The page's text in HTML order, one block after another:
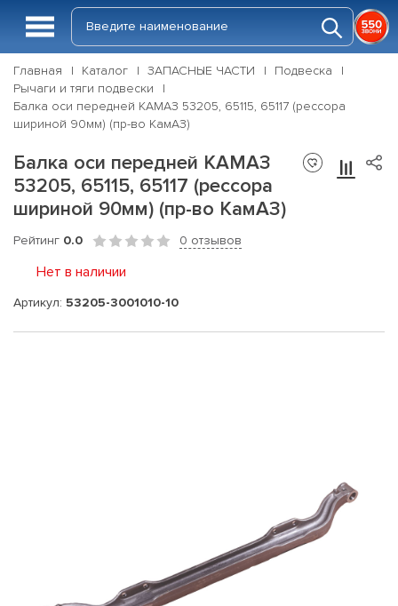
Главная Каталог ЗАПАСНЫЕ ЧАСТИ
Подвеска
Рычаги и тяги подвески
Балка оси передней КАМАЗ 53205, 65115, 65117 (рессора
шириной 90мм) (пр-во КамАЗ)
Балка оси передней КАМАЗ
53205, 65115, 65117 (рессора
шириной 90мм) (пр-во КамАЗ)
Рейтинг 0.0 0 отзывов
Нет в наличии
Артикул: 53205-3001010-10